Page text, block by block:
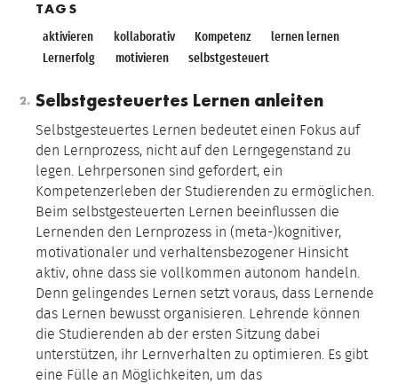
TAGS
aktivieren kollaborativ Kompetenz
lernen lernen
Lernerfolg
motivieren selbstgesteuert
Selbstgesteuertes Lernen anleiten
Selbstgesteuertes Lernen bedeutet einen Fokus auf
den Lernprozess, nicht auf den Lerngegenstand zu
legen. Lehrpersonen sind gefordert, ein
Kompetenzerleben der Studierenden zu ermöglichen.
Beim selbstgesteuerten Lernen beeinflussen die
Lernenden den Lernprozess in (meta-)kognitiver,
motivationaler und verhaltensbezogener Hinsicht
aktiv, ohne dass sie vollkommen autonom handeln.
Denn gelingendes Lernen setzt voraus, dass Lernende
das Lernen bewusst organisieren. Lehrende können
die Studierenden ab der ersten Sitzung dabei
unterstützen, ihr Lernverhalten zu optimieren. Es gibt
eine Fülle an Möglichkeiten, um das